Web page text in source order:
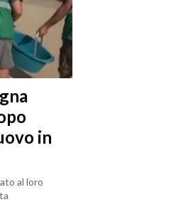
in
al loro